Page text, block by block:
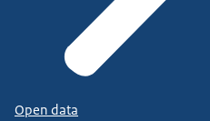
Open data